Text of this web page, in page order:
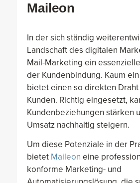
Maileon
In der sich ständig
Landschaft des digitalen
Mail-Marketing ein
der Kundenbindung. Kaum
bietet einen so direkten Draht
Kunden. Richtig eingesetzt,
Kundenbeziehungen stärken
Umsatz nachhaltig steigern.
Um diese Potenziale in der
bietet Maileon eine
konforme Marketing- und